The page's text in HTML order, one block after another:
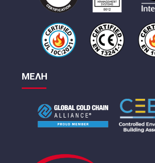
ΜΕΛΗ